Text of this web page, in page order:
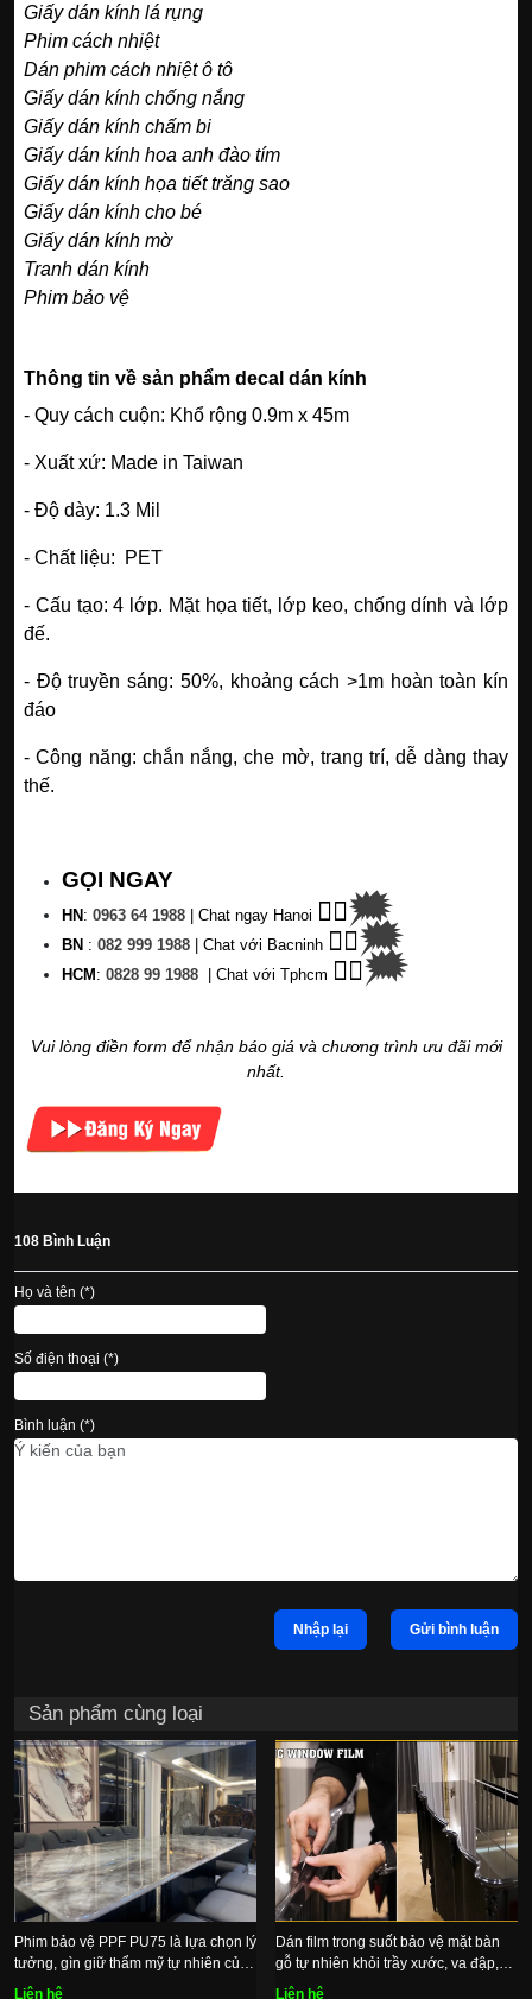
Giấy dán kính lá rụng
Phim cách nhiệt
Dán phim cách nhiệt ô tô
Giấy dán kính chống nắng
Giấy dán kính chấm bi
Giấy dán kính hoa anh đào tím
Giấy dán kính họa tiết trăng sao
Giấy dán kính cho bé
Giấy dán kính mờ
Tranh dán kính
Phim bảo vệ
Thông tin về sản phẩm decal dán kính
- Quy cách cuộn: Khổ rộng 0.9m x 45m
- Xuất xứ: Made in Taiwan
- Độ dày: 1.3 Mil
- Chất liệu: PET
- Cấu tạo: 4 lớp. Mặt họa tiết, lớp keo, chống dính và lớp
đế.
- Độ truyền sáng: 50%, khoảng cách >1m hoàn toàn kín
đáo
- Công năng: chắn nắng, che mờ, trang trí, dễ dàng thay
thế.
GỌI NGAY
HN: 0963 64 1988 | Chat ngay Hanoi 👉🏽🗯
BN : 082 999 1988 | Chat với Bacninh 👉🏽🗯
HCM: 0828 99 1988 | Chat với Tphcm 👉🏽🗯
Vui lòng điền form để nhận báo giá và chương trình ưu đãi mới
nhất.
108 Bình Luận
Họ và tên (*)
Số điện thoại (*)
Bình luận (*)
Nhập lại Gửi bình luận
Sản phẩm cùng loại
Phim bảo vệ PPF PU75 là lựa chọn lý
tưởng, gìn giữ thẩm mỹ tự nhiên của
mặt đá
Liên hệ
Dán film trong suốt bảo vệ mặt bàn
gỗ tự nhiên khỏi trầy xước, va đập,
bụi bẩn
Liên hệ